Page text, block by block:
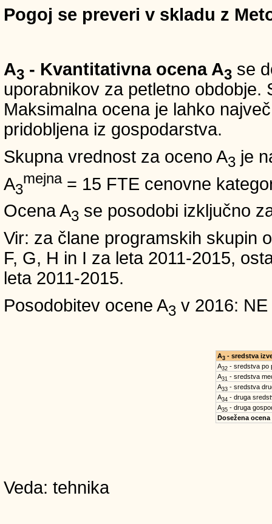
Pogoj se preveri v skladu z
A3 - Kvantitativna ocena A3 se
uporabnikov za petletno obdobje.
Maksimalna ocena je lahko
pridobljena iz gospodarstva.
Skupna vrednost za oceno A3 je
A3
mejna= 15 FTE cenovne
Ocena A3 se posodobi izključno
Vir: za člane programskih skupin
F, G, H in I za leta 2011-2015,
leta 2011-2015.
Posodobitev ocene A3 v 2016: NE
A3- sredstva
A32- sredstva po
A31 - sredstva
A33- sredstva
A34 - druga
A35- druga
Dosežena ocena
Veda: tehnika